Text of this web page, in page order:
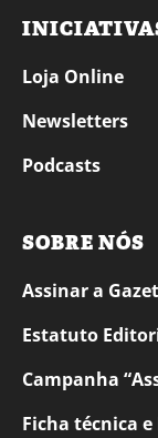
Loja Online
Newsletters
Podcasts
SOBRE NÓS
Assinar a
Estatuto
Campanha
Ficha técnica